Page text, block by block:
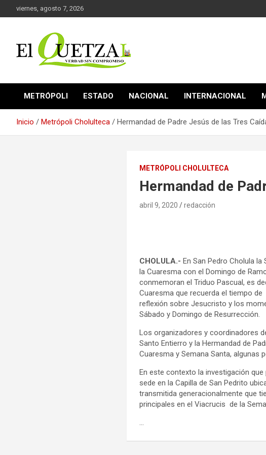
al
viernes, agosto 7, 2026
El Quetzal de Cholula
METRÓPOLI ESTADO NACIONAL INTERNACIONAL
Inicio Metrópoli Cholulteca Hermandad de Padre Jesús de las Tres
METRÓPOLI CHOLULTECA
Hermandad de
abril 9, 2020 redacción
CHOLULA.-En San Pedro Cholula
la Cuaresma con el Domingo de
conmemoran el Triduo Pascual, es
Cuaresma que recuerda el tiempo
reflexión sobre Jesucristo y los
Sábado y Domingo de Resurrección.
Los organizadores y coordinadores
Santo Entierro y la Hermandad de
Cuaresma y Semana Santa, algunas
En este contexto la investigación
sede en la Capilla de San Pedrito
transmitida generacionalmente que
principales en el Viacrucis de la
…